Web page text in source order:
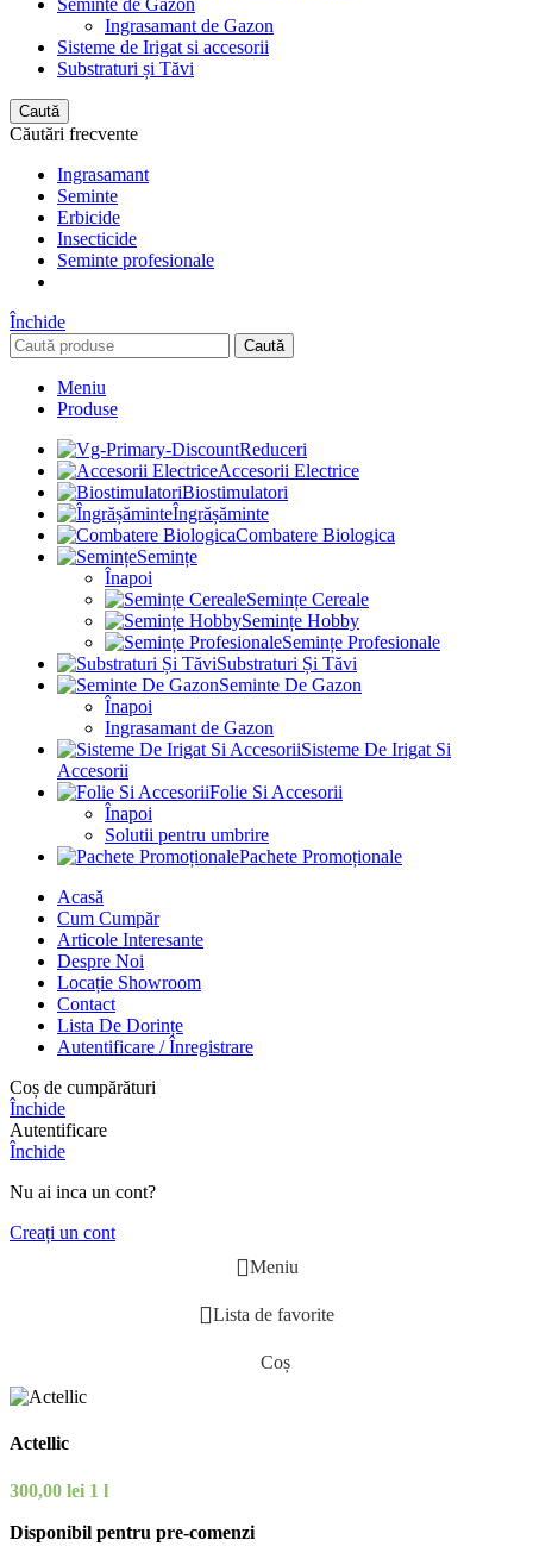
Seminte de Gazon
Ingrasamant de Gazon
Sisteme de Irigat si accesorii
Substraturi și Tăvi
Caută
Căutări frecvente
Ingrasamant
Seminte
Erbicide
Insecticide
Seminte profesionale
Închide
Caută
Meniu
Produse
Reduceri
Accesorii Electrice
Biostimulatori
Îngrășăminte
Combatere Biologica
Semințe
Înapoi
Semințe Cereale
Semințe Hobby
Semințe Profesionale
Substraturi Și Tăvi
Seminte De Gazon
Înapoi
Ingrasamant de Gazon
Sisteme De Irigat Si
Accesorii
Folie Si Accesorii
Înapoi
Solutii pentru umbrire
Pachete Promoționale
Acasă
Cum Cumpăr
Articole Interesante
Despre Noi
Locație Showroom
Contact
Lista De Dorințe
Autentificare / Înregistrare
Coș de cumpărături
Închide
Autentificare
Închide
Nu ai inca un cont?
Creați un cont
Meniu
Lista de favorite
Coș
Actellic
300,00 lei 1 l
Disponibil pentru pre-comenzi